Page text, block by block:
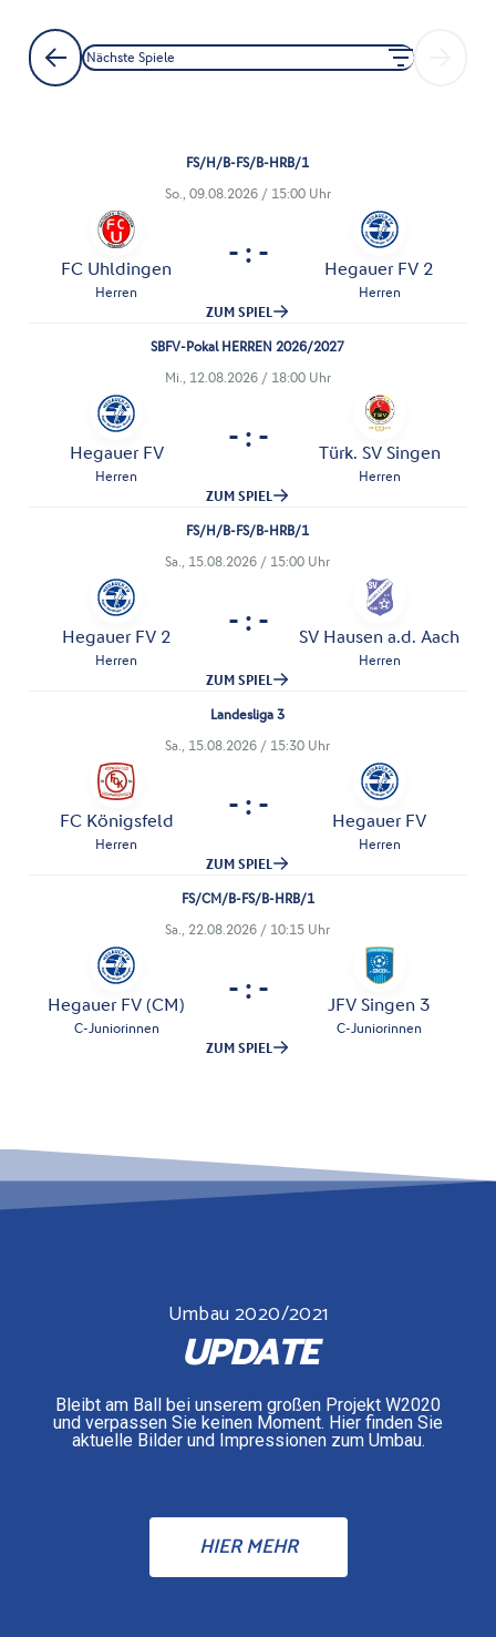
Umbau 2020/2021
UPDATE
Bleibt am Ball bei unserem großen Projekt W2020
und verpassen Sie keinen Moment. Hier finden Sie
aktuelle Bilder und Impressionen zum Umbau.
HIER MEHR